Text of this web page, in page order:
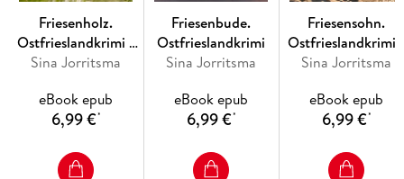
Friesenholz.
Ostfrieslandkrimi -
Borkum Krimi -
Sina Jorritsma
eBook epub
6,99 €*
Friesenbude.
Ostfrieslandkrimi
Sina Jorritsma
eBook epub
6,99 €*
Friesensohn.
Ostfrieslandkrimi
Borkumkrimi -
Sina Jorritsma
eBook epub
6,99 €*